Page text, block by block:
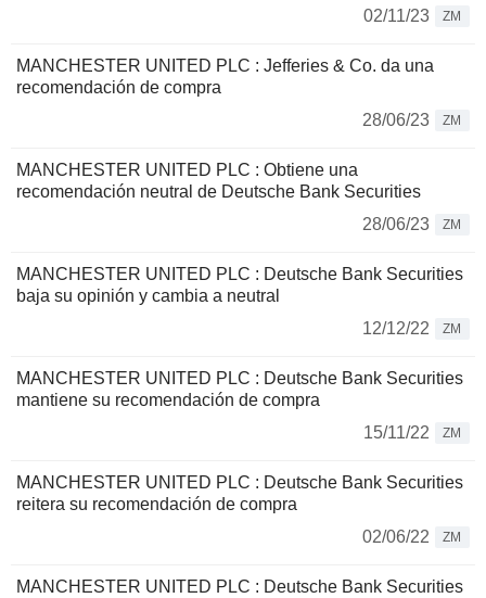
02/11/23
ZM
MANCHESTER UNITED PLC : Jefferies & Co. da una
recomendación de compra
28/06/23
ZM
MANCHESTER UNITED PLC : Obtiene una
recomendación neutral de Deutsche Bank Securities
28/06/23
ZM
MANCHESTER UNITED PLC : Deutsche Bank Securities
baja su opinión y cambia a neutral
12/12/22
ZM
MANCHESTER UNITED PLC : Deutsche Bank Securities
mantiene su recomendación de compra
15/11/22
ZM
MANCHESTER UNITED PLC : Deutsche Bank Securities
reitera su recomendación de compra
02/06/22
ZM
MANCHESTER UNITED PLC : Deutsche Bank Securities